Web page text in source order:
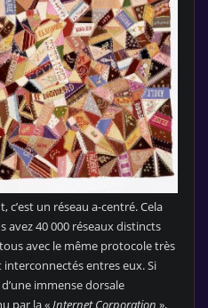
c’est un réseau a-centré. Cela
avez 40 000 réseaux distincts
avec le même protocole très
entres eux. Si
immense dorsale
par la «Internet Corporation »,